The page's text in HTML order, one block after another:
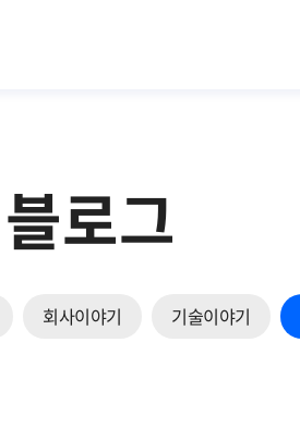
블로그
회사이야기 기술이야기